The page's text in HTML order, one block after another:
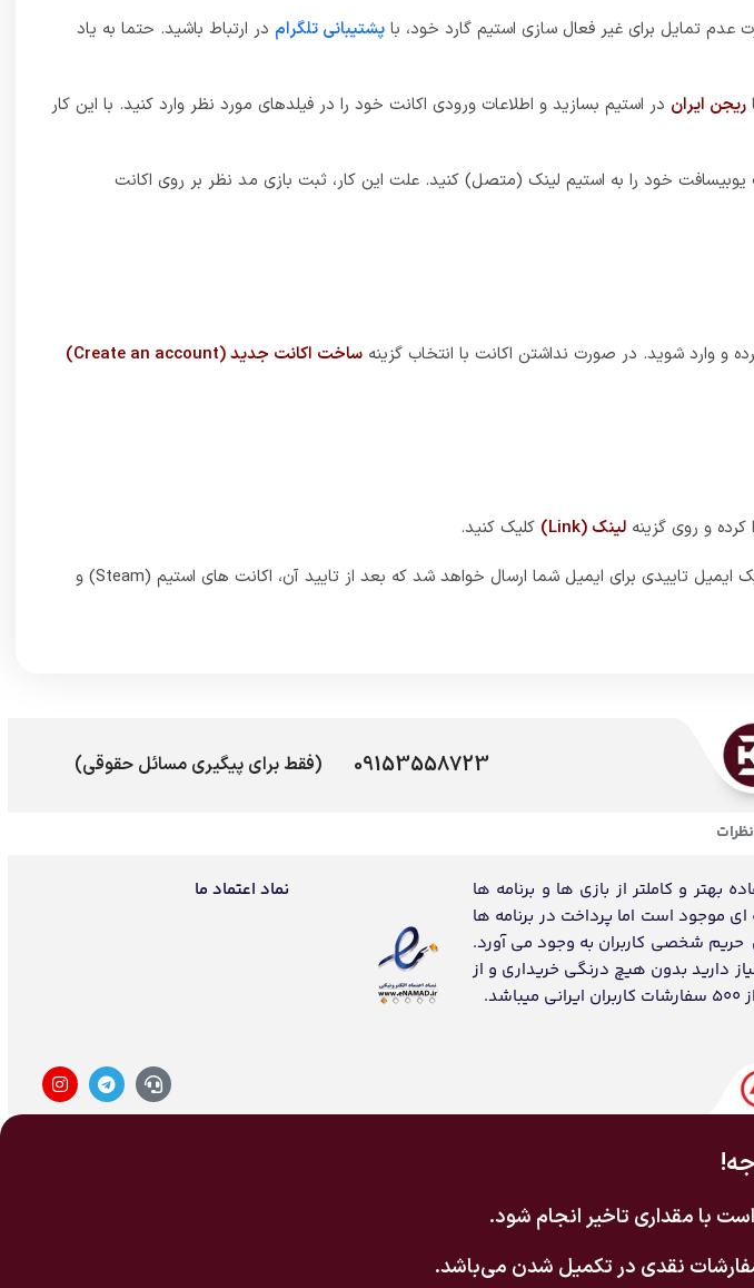
عدم تمایل برای غیر فعال سازی استیم گارد خود، با پشتیبانی تلگرام در ارتباط باشید. حتما به یاد
ریجن ایران در استیم بسازید و اطلاعات ورودی اکانت خود را در فیلدهای مورد نظر وارد کنید. با این کار
خود را به استیم لینک (متصل) کنید. علت این کار، ثبت بازی مد نظر بر روی اکانت
و وارد شوید. در صورت نداشتن اکانت با انتخاب گزینه ساخت اکانت جدید (Create an account)
کرده و روی گزینه لینک (Link)
کلیک کنید.
6_ اطلاعات ورودی مربوط به اکانت استیم (Steam) خود را وارد کرده و تایید کنید. بعد از تایید احتمالا یک ایمیل تاییدی برای ایمیل شما ارسال خواهد شد که بعد از تایید آن، اکانت های استیم (Steam) و
09153558723 (فقط برای پیگیری مسائل حقوقی)
بهتر و کاملتر از بازی ها و برنامه ها
ای موجود است اما پرداخت در برنامه ها
حریم شخصی کاربران به وجود می آورد.
دارید بدون هیچ درنگی خریداری و از
نماد اعتماد ما
با مقداری تاخیر انجام شود.
نقدی در تکمیل شدن می‌باشد.